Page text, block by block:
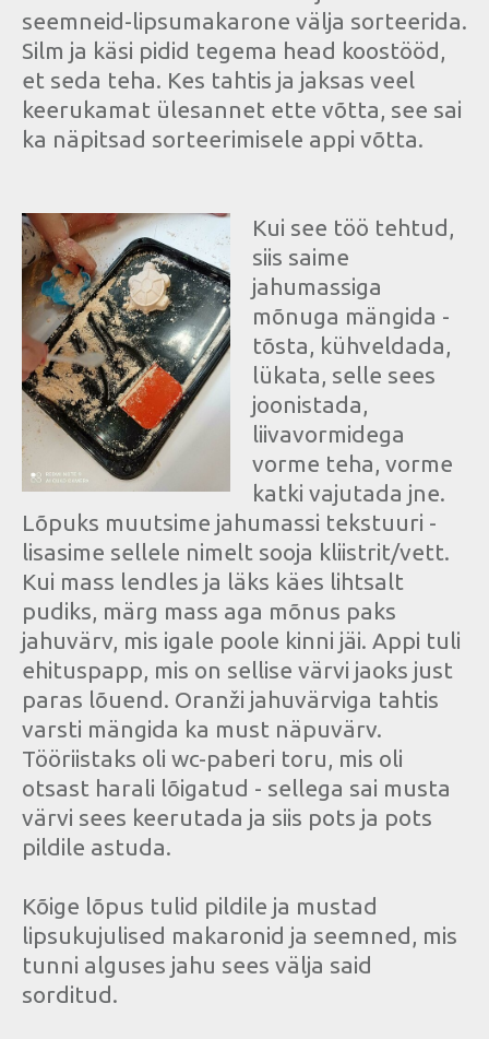
seemneid-lipsumakarone välja sorteerida.
Silm ja käsi pidid tegema head koostööd,
et seda teha. Kes tahtis ja jaksas veel
keerukamat ülesannet ette võtta, see sai
ka näpitsad sorteerimisele appi võtta.
Kui see töö tehtud,
siis saime
jahumassiga
mõnuga mängida -
tõsta, kühveldada,
lükata, selle sees
joonistada,
liivavormidega
vorme teha, vorme
katki vajutada jne.
Lõpuks muutsime jahumassi tekstuuri -
lisasime sellele nimelt sooja kliistrit/vett.
Kui mass lendles ja läks käes lihtsalt
pudiks, märg mass aga mõnus paks
jahuvärv, mis igale poole kinni jäi. Appi tuli
ehituspapp, mis on sellise värvi jaoks just
paras lõuend. Oranži jahuvärviga tahtis
varsti mängida ka must näpuvärv.
Tööriistaks oli wc-paberi toru, mis oli
otsast harali lõigatud - sellega sai musta
värvi sees keerutada ja siis pots ja pots
pildile astuda.
Kõige lõpus tulid pildile ja mustad
lipsukujulised makaronid ja seemned, mis
tunni alguses jahu sees välja said
sorditud.